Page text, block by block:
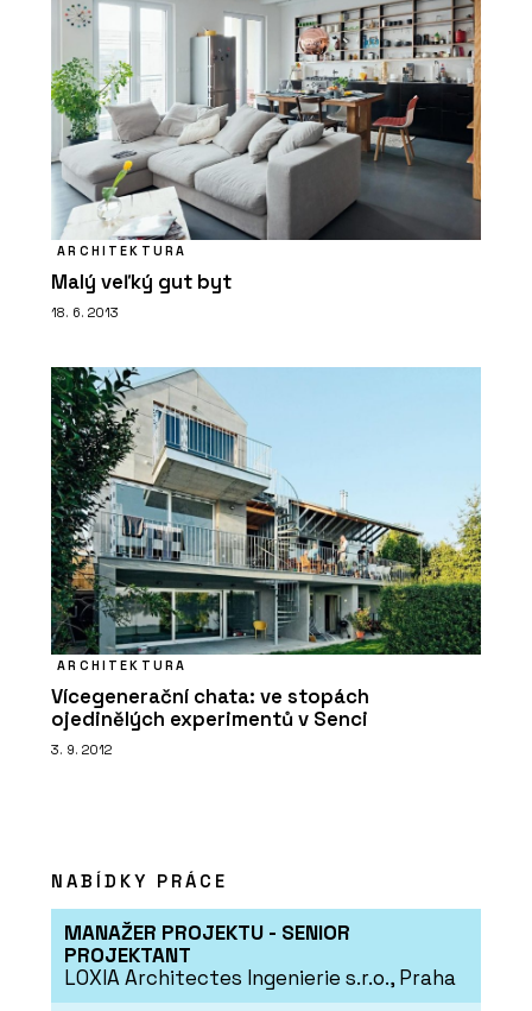
Výškově nastavitelný stůl s paravány
SETUP - PROFIL NÁBYTEK
PRODUKTY
Lavice TAK - PROFIL NÁBYTEK
O FIRMĚ
PROFIL NÁBYTEK
ARCHITEKTURA
Malý veľký gut byt
18. 6. 2013
ARCHITEKTURA
Vícegenerační chata: ve stopách
ojedinělých experimentů v Senci
3. 9. 2012
NABÍDKY PRÁCE
MANAŽER PROJEKTU - SENIOR
PROJEKTANT
LOXIA Architectes Ingenierie s.r.o., Praha